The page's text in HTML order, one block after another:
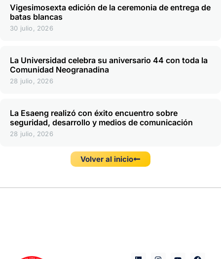
Vigesimosexta edición de la ceremonia de entrega de
batas blancas
30 julio, 2026
La Universidad celebra su aniversario 44 con toda la
Comunidad Neogranadina
28 julio, 2026
La Esaeng realizó con éxito encuentro sobre
seguridad, desarrollo y medios de comunicación
28 julio, 2026
Volver al inicio